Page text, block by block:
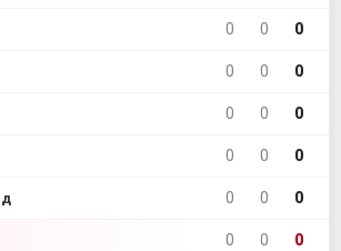
0 0 0
0 0 0
0 0 0
0 0 0
0 0 0
0 0 0